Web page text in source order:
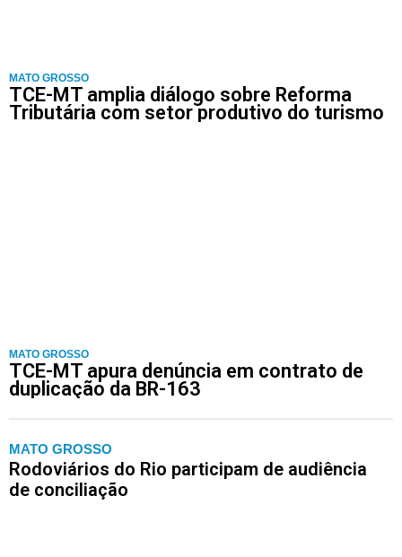
MATO GROSSO
TCE-MT amplia diálogo sobre Reforma
Tributária com setor produtivo do turismo
MATO GROSSO
TCE-MT apura denúncia em contrato de
duplicação da BR-163
MATO GROSSO
Rodoviários do Rio participam de audiência
de conciliação